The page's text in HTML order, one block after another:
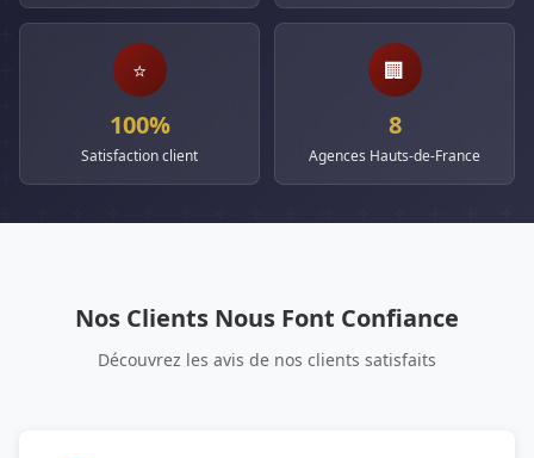
⭐
100%
Satisfaction client
🏢
8
Agences Hauts-de-France
Nos Clients Nous Font Confiance
Découvrez les avis de nos clients satisfaits